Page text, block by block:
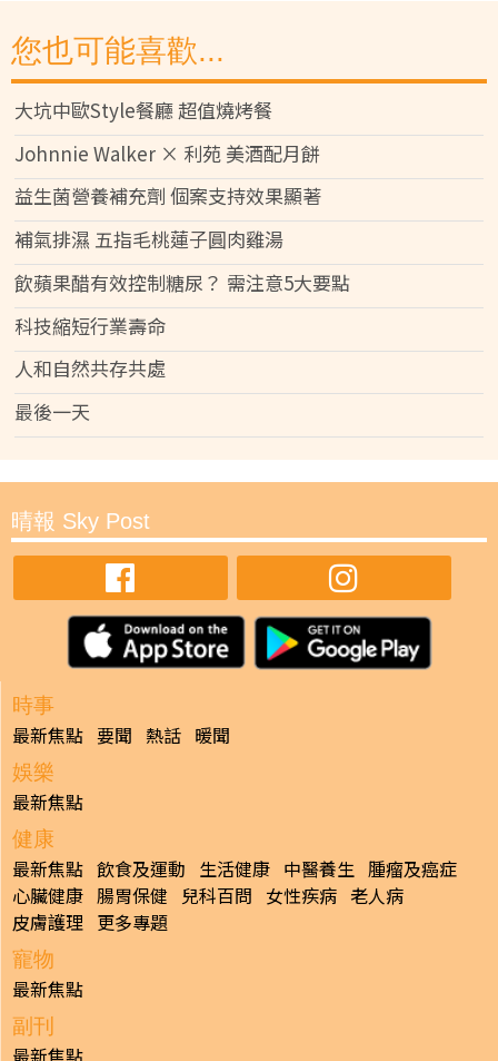
您也可能喜歡...
大坑中歐Style餐廳 超值燒烤餐
Johnnie Walker × 利苑 美酒配月餅
益生菌營養補充劑 個案支持效果顯著
補氣排濕 五指毛桃蓮子圓肉雞湯
飲蘋果醋有效控制糖尿？ 需注意5大要點
科技縮短行業壽命
人和自然共存共處
最後一天
晴報 Sky Post
時事
最新焦點 要聞 熱話 暖聞
娛樂
最新焦點
健康
最新焦點 飲食及運動 生活健康 中醫養生 腫瘤及癌症
心臟健康 腸胃保健 兒科百問 女性疾病 老人病
皮膚護理 更多專題
寵物
最新焦點
副刊
最新焦點